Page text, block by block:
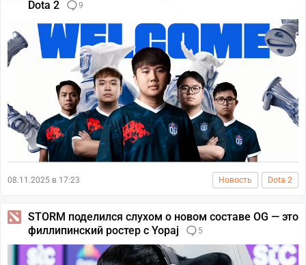
Dota 2
9
08.11.2025 в 17:23 Новость Dota 2
STORM поделился слухом о новом составе OG — это
филлипинский ростер с Yopaj
5